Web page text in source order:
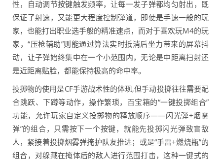
性，自动调节按键触发频率，让每一发子弹都均匀射出，既
保证了射速，又能更大程度控制弹道，即使是手速一般的玩
家，也能打出职业选手般的精准速点，而对于喜欢玩M4的玩
家，“压枪辅助”则能通过算法实时抵消后坐力带来的屏幕抖
动，让子弹始终集中在一个小范围内，无论是中距离扫射还
是近距离贴脸，都能保持极高的命中率。
投掷物的使用是CF手游战术性的体现,但手动投掷往往需要配
合跳跃、下蹲等动作，操作繁琐，百宝箱的“一键投掷组合”
功能，允许玩家自定义投掷物的释放顺序——闪光弹+烟雾
弹”的组合，只需按下一个按键，就能先投掷闪光弹致盲敌
人，紧接着投掷烟雾弹掩护队友推进；或是“手雷+燃烧瓶”的
组合，对躲藏在掩体后的敌人进行范围打击，这种一键式的